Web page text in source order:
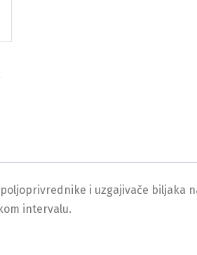
i uzgajivače biljaka
intervalu.